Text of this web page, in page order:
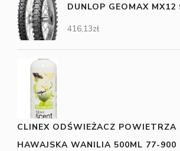
DUNLOP GEOMAX
416,13zł
CLINEX ODŚWIEŻACZ POWIETRZA
HAWAJSKA WANILIA 500ML 77-900